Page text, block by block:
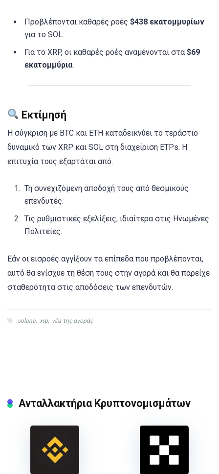
Προβλέπονται καθαρές ροές $438 εκατομμυρίων
για το SOL.
Για το XRP, οι καθαρές ροές αναμένονται στα $69
εκατομμύρια.
Εκτίμησή
Η σύγκριση με BTC και ETH καταδεικνύει το τεράστιο
δυναμικό των XRP και SOL στη διαχείριση ETPs. Η
επιτυχία τους εξαρτάται από:
Τη συνεχιζόμενη αποδοχή τους από θεσμικούς
επενδυτές.
Τις ρυθμιστικές εξελίξεις, ιδιαίτερα στις Ηνωμένες
Πολιτείες.
Εάν οι εισροές αγγίξουν τα επίπεδα που προβλέπονται,
αυτό θα ενίσχυε τη θέση τους στην αγορά και θα παρείχε
σταθερότητα στις αποδόσεις των επενδυτών.
solana, xrp, νέα της αγοράς
Ανταλλακτήρια Κρυπτονομισμάτων